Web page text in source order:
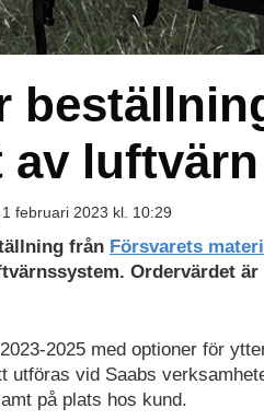
luftvärn
februari 2023 kl. 10:29
från Försvarets
Ordervärdet
2025 med optioner för
utföras vid Saabs
på plats hos kund.